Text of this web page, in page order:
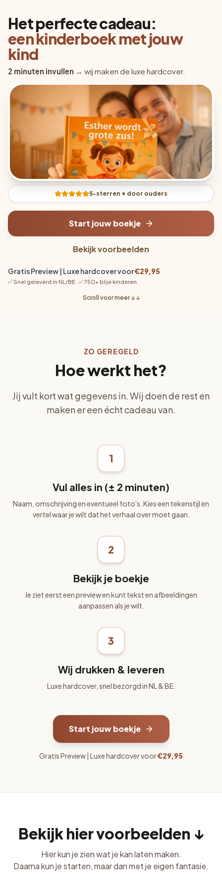
Het perfecte cadeau:
een kinderboek met jouw
kind
2 minuten invullen → wij maken de luxe hardcover.
5-sterren • door ouders
Start jouw boekje
Bekijk voorbeelden
Gratis Preview | Luxe hardcover voor€29,95
✅ Snel geleverd in NL/BE · ✅ 750+ blije kinderen
Scroll voor meer ↓ ↓
ZO GEREGELD
Hoe werkt het?
Jij vult kort wat gegevens in. Wij doen de rest en
maken er een écht cadeau van.
1
Vul alles in (± 2 minuten)
Naam, omschrijving en eventueel foto's. Kies een tekenstijl en
vertel waar je wilt dat het verhaal over moet gaan.
2
Bekijk je boekje
Je ziet eerst een preview en kunt tekst en afbeeldingen
aanpassen als je wilt.
3
Wij drukken & leveren
Luxe hardcover, snel bezorgd in NL & BE.
Start jouw boekje
Gratis Preview | Luxe hardcover voor€29,95
Bekijk hier voorbeelden ↓
Hier kun je zien wat je kan laten maken.
Daarna kun je starten, maar dan met je eigen fantasie.